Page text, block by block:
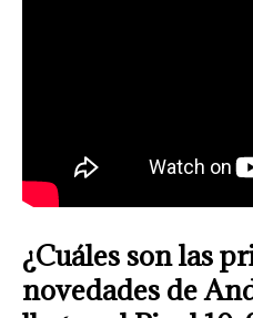
¿Cuáles son las
novedades de